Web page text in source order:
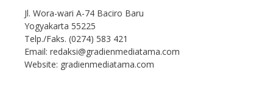
Jl. Wora-wari A-74 Baciro Baru
Yogyakarta 55225
Telp./Faks. (0274) 583 421
Email: redaksi@gradienmediatama.com
Website: gradienmediatama.com